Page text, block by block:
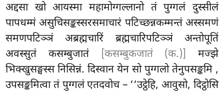
अद्दसा खो आयस्मा महामोग्गल्लानो तं पुग्गलं दुस्सीलं
पापधम्मं असुचिसङ्कस्सरसमाचारं पटिच्छन्नकम्मन्तं अस्समणं
समणपटिञ्ञं अब्रह्मचारिं ब्रह्मचारिपटिञ्ञं अन्तोपूतिं
अवस्सुतं कसम्बुजातं
[कसम्बुकजातं (क.)]
मज्झे
भिक्खुसङ्घस्स निसिन्नं. दिस्वान येन सो पुग्गलोतेनुपसङ्कमि ,
उपसङ्कमित्वा तं पुग्गलं एतदवोच – ‘‘उट्ठेहि, आवुसो, दिट्ठोसि